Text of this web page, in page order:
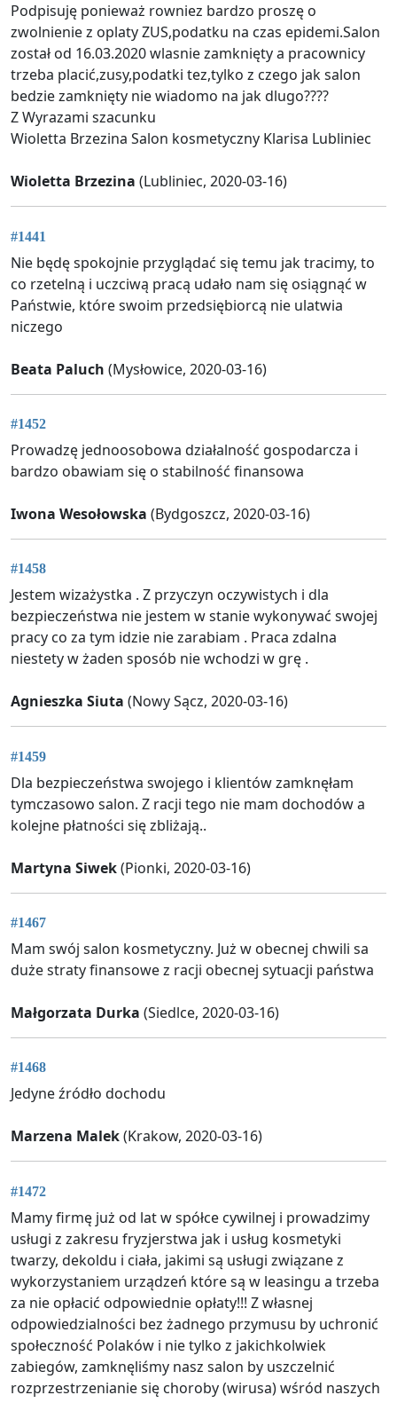
Podpisuję ponieważ rowniez bardzo proszę o
zwolnienie z oplaty ZUS,podatku na czas epidemi.Salon
został od 16.03.2020 wlasnie zamknięty a pracownicy
trzeba placić,zusy,podatki tez,tylko z czego jak salon
bedzie zamknięty nie wiadomo na jak dlugo????
Z Wyrazami szacunku
Wioletta Brzezina Salon kosmetyczny Klarisa Lubliniec
Wioletta Brzezina (Lubliniec, 2020-03-16)
#1441
Nie będę spokojnie przyglądać się temu jak tracimy, to
co rzetelną i uczciwą pracą udało nam się osiągnąć w
Państwie, które swoim przedsiębiorcą nie ulatwia
niczego
Beata Paluch (Mysłowice, 2020-03-16)
#1452
Prowadzę jednoosobowa działalność gospodarcza i
bardzo obawiam się o stabilność finansowa
Iwona Wesołowska (Bydgoszcz, 2020-03-16)
#1458
Jestem wizażystka . Z przyczyn oczywistych i dla
bezpieczeństwa nie jestem w stanie wykonywać swojej
pracy co za tym idzie nie zarabiam . Praca zdalna
niestety w żaden sposób nie wchodzi w grę .
Agnieszka Siuta (Nowy Sącz, 2020-03-16)
#1459
Dla bezpieczeństwa swojego i klientów zamknęłam
tymczasowo salon. Z racji tego nie mam dochodów a
kolejne płatności się zbliżają..
Martyna Siwek(Pionki, 2020-03-16)
#1467
Mam swój salon kosmetyczny. Już w obecnej chwili sa
duże straty finansowe z racji obecnej sytuacji państwa
Małgorzata Durka (Siedlce, 2020-03-16)
#1468
Jedyne źródło dochodu
Marzena Malek(Krakow, 2020-03-16)
#1472
Mamy firmę już od lat w spółce cywilnej i prowadzimy
usługi z zakresu fryzjerstwa jak i usług kosmetyki
twarzy, dekoldu i ciała, jakimi są usługi związane z
wykorzystaniem urządzeń które są w leasingu a trzeba
za nie opłacić odpowiednie opłaty!!! Z własnej
odpowiedzialności bez żadnego przymusu by uchronić
społeczność Polaków i nie tylko z jakichkolwiek
zabiegów, zamknęliśmy nasz salon by uszczelnić
rozprzestrzenianie się choroby (wirusa) wśród naszych